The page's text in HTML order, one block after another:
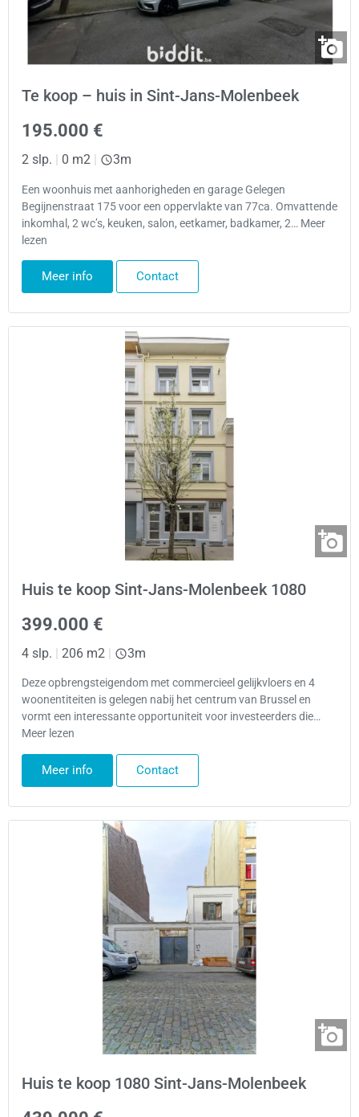
Te koop – huis in Sint-Jans-Molenbeek
195.000 €
2 slp. 0 m2 3m
Een woonhuis met aanhorigheden en garage Gelegen
Begijnenstraat 175 voor een oppervlakte van 77ca. Omvattende
inkomhal, 2 wc’s, keuken, salon, eetkamer, badkamer, 2… Meer
lezen
Meer info Contact
Huis te koop Sint-Jans-Molenbeek 1080
399.000 €
4 slp. | 206 m2 | 3m
Deze opbrengsteigendom met commercieel gelijkvloers en 4
woonentiteiten is gelegen nabij het centrum van Brussel en
vormt een interessante opportuniteit voor investeerders die…
Meer lezen
Meer info Contact
Huis te koop 1080 Sint-Jans-Molenbeek